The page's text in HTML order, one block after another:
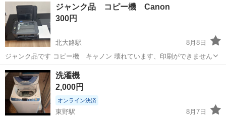
ジャンク品 コピー機 Canon
300円
北大路駅
8月8日
ジャンク品です コピー機 キャノン 壊れています、印刷ができません
京都 京都市 北大路駅
洗濯機
2,000円
オンライン決済
東野駅
8月7日